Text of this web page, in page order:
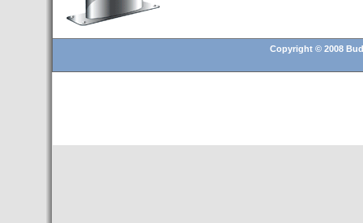
BUDAPEST
Copyright © 2008